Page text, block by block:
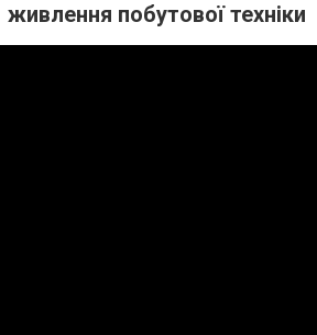
живлення побутової техніки